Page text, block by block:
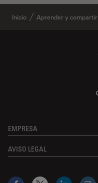
Inicio Aprender y compartir
EMPRESA
AVISO LEGAL